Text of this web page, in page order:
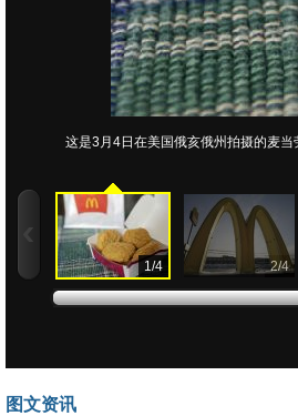
这是3月4日在美国俄亥俄州拍摄的麦
1/4 2/4
图文资讯